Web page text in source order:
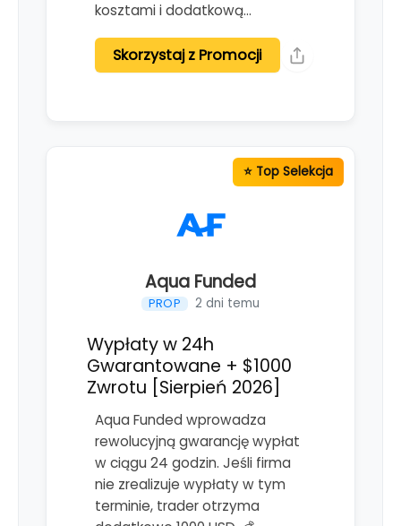
kosztami i dodatkową…
Skorzystaj z Promocji
Aqua Funded
PROP 2 dni temu
Wypłaty w 24h
Gwarantowane + $1000
Zwrotu [Sierpień 2026]
Aqua Funded wprowadza
rewolucyjną gwarancję wypłat
w ciągu 24 godzin. Jeśli firma
nie zrealizuje wypłaty w tym
terminie, trader otrzyma